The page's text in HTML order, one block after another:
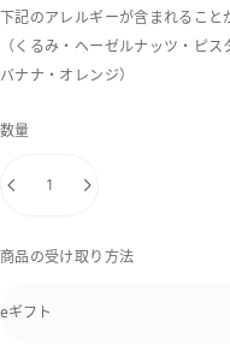
下記のアレルギーが含まれること
（くるみ・ヘーゼルナッツ・ピス
バナナ・オレンジ）
数量
商品の受け取り方法